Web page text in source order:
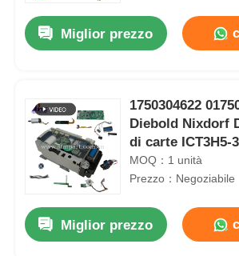
Miglior prezzo
1750304622
Diebold Nixdorf
di carte ICT3H5-
Ricambi
MOQ：1 unità
Prezzo：Negoziabile
Miglior prezzo